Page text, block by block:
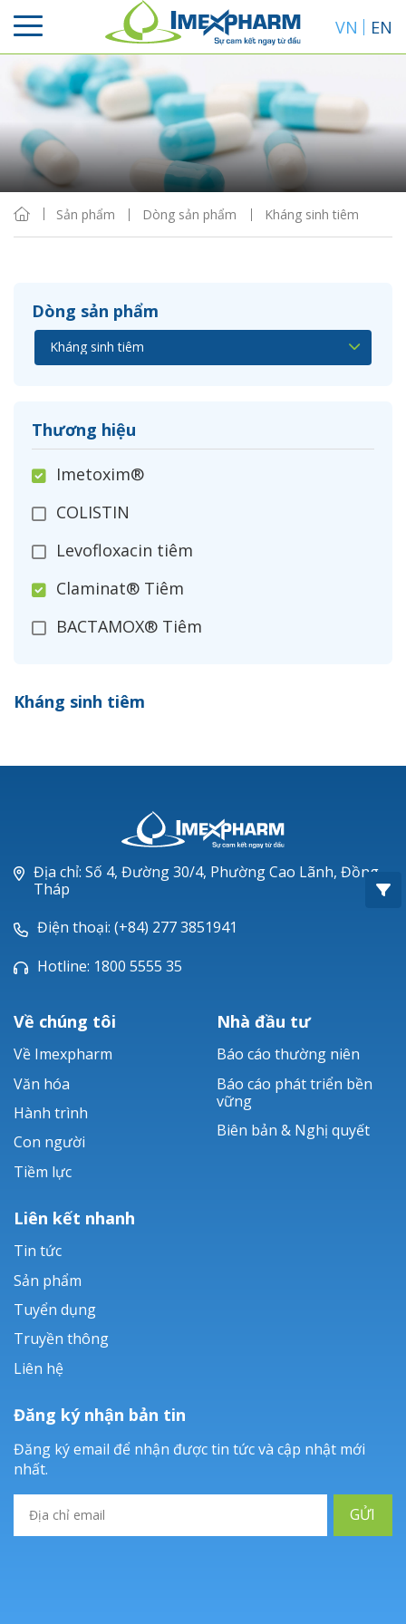
VN EN
Sản phẩm Dòng sản phẩm Kháng sinh tiêm
Dòng sản phẩm
Thương hiệu
Imetoxim®
COLISTIN
Levofloxacin tiêm
Claminat® Tiêm
BACTAMOX® Tiêm
Ceftizoxim®
Piperacillin
Ticarlinat®
Zobacta®
Bacsulfo®
Kháng sinh tiêm
Sắp xếp
Hiển thị
Địa chỉ: Số 4, Đường 30/4, Phường Cao Lãnh, Đồng
Tháp
Điện thoại: (+84) 277 3851941
Hotline: 1800 5555 35
Về chúng tôi
Về Imexpharm
Văn hóa
Hành trình
Con người
Tiềm lực
Nhà đầu tư
Báo cáo thường niên
Báo cáo phát triển bền
vững
Biên bản & Nghị quyết
Liên kết nhanh
Tin tức
Sản phẩm
Tuyển dụng
Truyền thông
Liên hệ
Đăng ký nhận bản tin
Đăng ký email để nhận được tin tức và cập nhật mới
nhất.
GỬI